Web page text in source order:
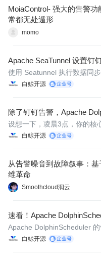
MoiaControl- 强大的告警
常都无处遁形
momo
Apache SeaTunnel 设置钉
白鲸开源
使用 Seatunnel 执行数据同
服务
除了钉钉告警，Apache
级“玩法”？
白鲸开源
设想一下，凌晨3点，你的核
法按时产出。然而，传统告
从告警噪音到故障叙事：
维革命
Smoothcloud润云
速看！Apache
置全解析
白鲸开源
Apache DolphinScheduler
构，为数据工作流保驾护航。